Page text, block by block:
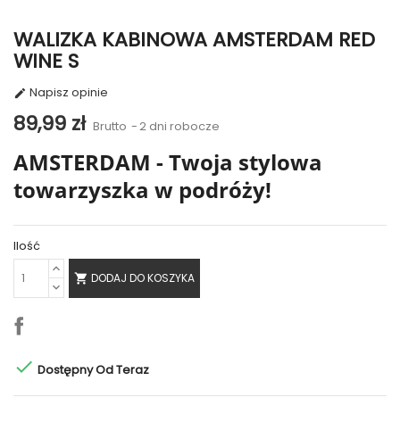
WALIZKA KABINOWA AMSTERDAM RED
WINE S
 Napisz opinie
89,99 zł Brutto 2 dni robocze
AMSTERDAM - Twoja stylowa
towarzyszka w podróży!
Ilość
 DODAJ DO KOSZYKA
 Dostępny Od Teraz